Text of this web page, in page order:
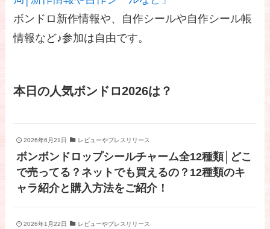
ボンドロ新作情報や、自作シールや自作シール帳
情報など♪参加は自由です。
本日の人気ボンドロ2026は？
2026年6月21日 レビューやプレスリリース
ボンボンドロップシールチャーム全12種類│どこ
で売ってる？ネットでも買えるの？12種類のキ
ャラ紹介と購入方法をご紹介！
2026年1月22日 レビューやプレスリリース